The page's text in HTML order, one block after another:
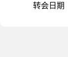
转会日期